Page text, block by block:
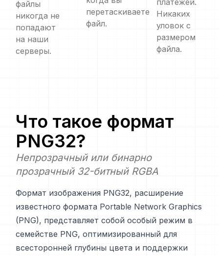
файлы
никогда не
попадают
на наши
серверы.
перетаскиваете
файл.
платежей.
Никаких
уловок с
размером
файла.
Что такое формат
PNG32?
Непрозрачный или бинарно
прозрачный 32-битный RGBA
Формат изображения PNG32, расширение
известного формата Portable Network Graphics
(PNG), представляет собой особый режим в
семействе PNG, оптимизированный для
всесторонней глубины цвета и поддержки